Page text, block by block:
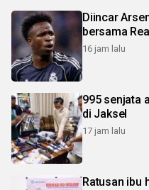
Diincar Arsenal,
bersama
16 jam lalu
995 senjata
di Jaksel
17 jam lalu
Ratusan ibu